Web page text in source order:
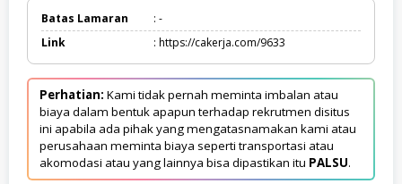
Batas Lamaran
: -
Link
: https://cakerja.com/9633
Perhatian: Kami tidak pernah meminta imbalan atau
biaya dalam bentuk apapun terhadap rekrutmen disitus
ini apabila ada pihak yang mengatasnamakan kami atau
perusahaan meminta biaya seperti transportasi atau
akomodasi atau yang lainnya bisa dipastikan itu PALSU.